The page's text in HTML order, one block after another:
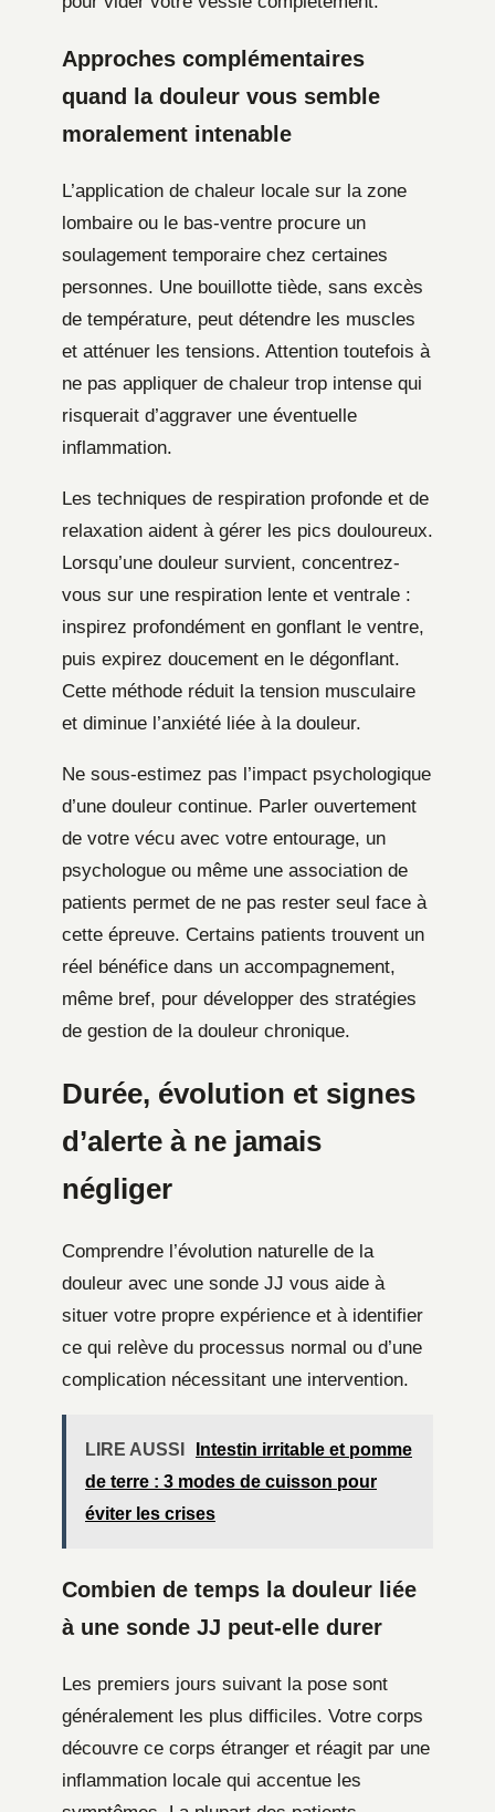
Approches complémentaires
quand la douleur vous semble
moralement intenable
L’application de chaleur locale sur la zone
lombaire ou le bas-ventre procure un
soulagement temporaire chez certaines
personnes. Une bouillotte tiède, sans excès
de température, peut détendre les muscles
et atténuer les tensions. Attention toutefois à
ne pas appliquer de chaleur trop intense qui
risquerait d’aggraver une éventuelle
inflammation.
Les techniques de respiration profonde et de
relaxation aident à gérer les pics douloureux.
Lorsqu’une douleur survient, concentrez-
vous sur une respiration lente et ventrale :
inspirez profondément en gonflant le ventre,
puis expirez doucement en le dégonflant.
Cette méthode réduit la tension musculaire
et diminue l’anxiété liée à la douleur.
Ne sous-estimez pas l’impact psychologique
d’une douleur continue. Parler ouvertement
de votre vécu avec votre entourage, un
psychologue ou même une association de
patients permet de ne pas rester seul face à
cette épreuve. Certains patients trouvent un
réel bénéfice dans un accompagnement,
même bref, pour développer des stratégies
de gestion de la douleur chronique.
Durée, évolution et signes
d’alerte à ne jamais
négliger
Comprendre l’évolution naturelle de la
douleur avec une sonde JJ vous aide à
situer votre propre expérience et à identifier
ce qui relève du processus normal ou d’une
complication nécessitant une intervention.
LIRE AUSSI
Intestin irritable et pomme
de terre : 3 modes de cuisson pour
éviter les crises
Combien de temps la douleur liée
à une sonde JJ peut-elle durer
Les premiers jours suivant la pose sont
généralement les plus difficiles. Votre corps
découvre ce corps étranger et réagit par une
inflammation locale qui accentue les